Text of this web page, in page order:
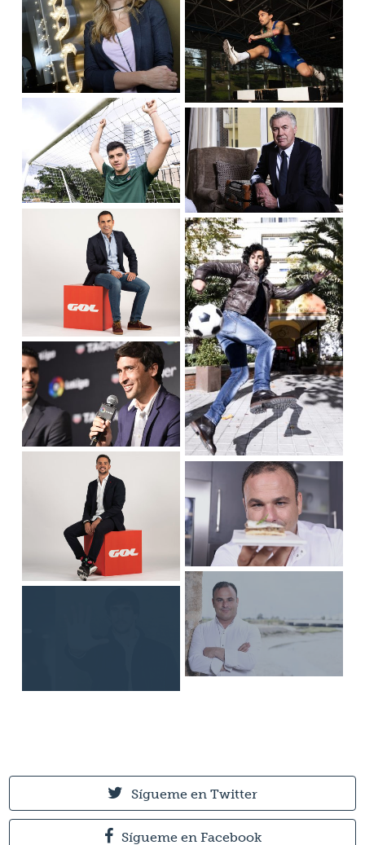
Sígueme en Twitter
Sígueme en Facebook